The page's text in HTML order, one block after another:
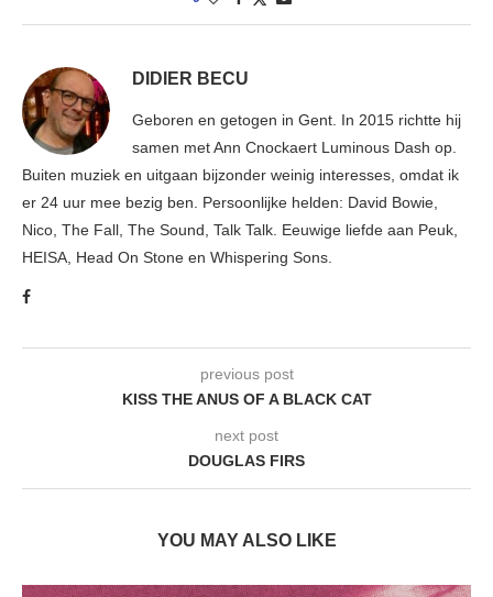
DIDIER BECU
Geboren en getogen in Gent. In 2015 richtte hij
samen met Ann Cnockaert Luminous Dash op.
Buiten muziek en uitgaan bijzonder weinig interesses, omdat ik
er 24 uur mee bezig ben. Persoonlijke helden: David Bowie,
Nico, The Fall, The Sound, Talk Talk. Eeuwige liefde aan Peuk,
HEISA, Head On Stone en Whispering Sons.
previous post
KISS THE ANUS OF A BLACK CAT
next post
DOUGLAS FIRS
YOU MAY ALSO LIKE